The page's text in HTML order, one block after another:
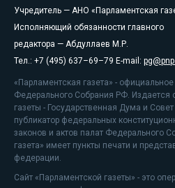
Учредитель — АНО «Парламентская
Исполняющий обязанности главного
редактора — Абдуллаев М.Р.
Тел.: +7 (495) 637–69–79 E-mail:
«Парламентская газета» -
Федерального Собрания РФ. Издается
газеты - Государственная Дума и
публикатор федеральных
законов и актов палат Федерального
газета» имеет пункты печати и
федерации.
Сайт «Парламентской газеты» - это